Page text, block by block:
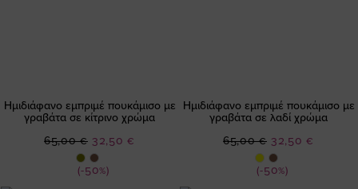
Ημιδιάφανο εμπριμέ πουκάμισο με
γραβάτα σε κίτρινο χρώμα
(-50%)
Ειδική
Τιμή
32,50 €
65,00 €
Ημιδιάφανο εμπριμέ πουκάμισο με
γραβάτα σε λαδί χρώμα
(-50%)
Ειδική
Τιμή
32,50 €
65,00 €